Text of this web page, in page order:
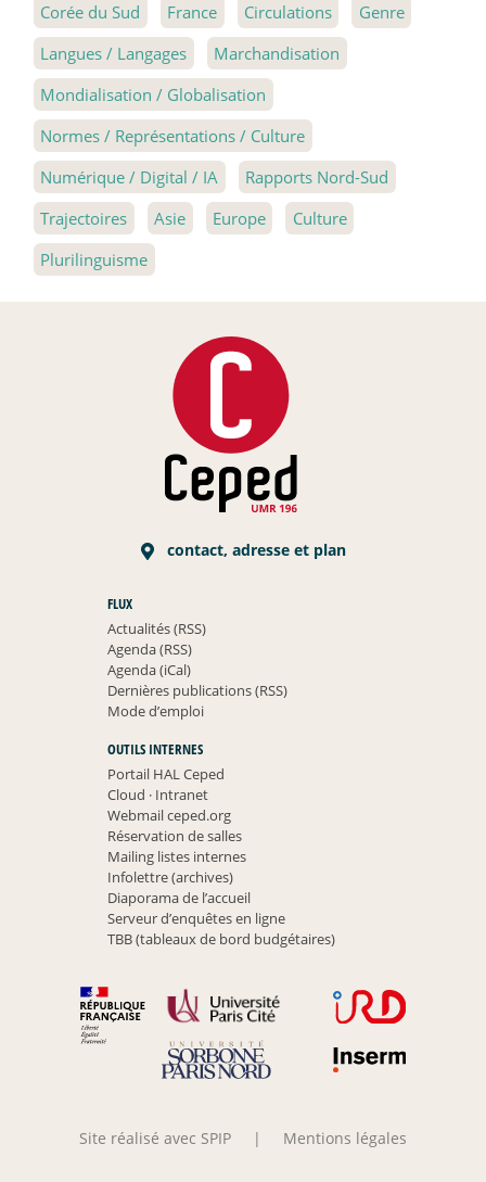
Corée du Sud
France Circulations
Genre
Langues / Langages
Marchandisation
Mondialisation / Globalisation
Normes / Représentations / Culture
Numérique / Digital / IA
Rapports Nord-Sud
Trajectoires
Asie Europe
Culture
Plurilinguisme
contact, adresse et plan
FLUX
Actualités (RSS)
Agenda (RSS)
Agenda (iCal)
Dernières publications (RSS)
Mode d’emploi
OUTILS INTERNES
Portail HAL Ceped
Cloud ·Intranet
Webmail ceped.org
Réservation de salles
Mailing listes internes
Infolettre (archives)
Diaporama de l’accueil
Serveur d’enquêtes en ligne
TBB (tableaux de bord budgétaires)
Site réalisé avec SPIP | Mentions légales